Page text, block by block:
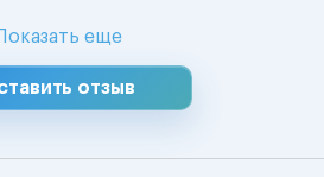
еще
отзыв